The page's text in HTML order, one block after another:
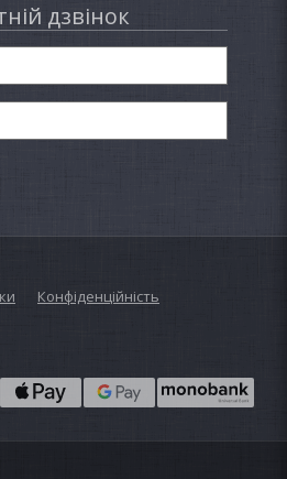
дзвінок
Конфіденційність